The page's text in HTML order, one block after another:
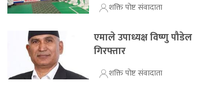
शक्ति पोष्ट संवादाता
एमाले उपाध्यक्ष विष्णु पौडेल
गिरफ्तार
शक्ति पोष्ट संवादाता